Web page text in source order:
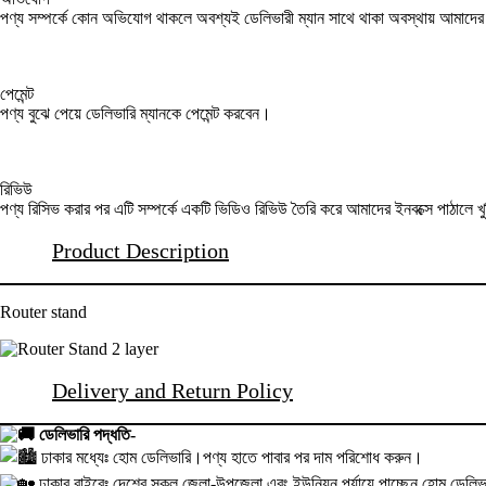
পণ্য সম্পর্কে কোন অভিযোগ থাকলে অবশ্যই ডেলিভারী ম্যান সাথে থাকা অবস্থায়
পেমেন্ট
পণ্য বুঝে পেয়ে ডেলিভারি ম্যানকে পেমেন্ট করবেন।
রিভিউ
পণ্য রিসিভ করার পর এটি সম্পর্কে একটি ভিডিও রিভিউ তৈরি করে আমাদের ইনবক্সে পাঠালে
Product Description
Router stand
Delivery and Return Policy
ডেলিভারি পদ্ধতি-
ঢাকার মধ্যেঃ হোম ডেলিভারি।পণ্য হাতে পাবার পর দাম পরিশোধ করুন।